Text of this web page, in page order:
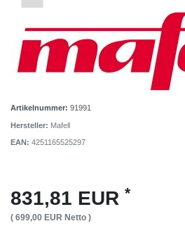
Artikelnummer: 91991
Hersteller: Mafell
EAN: 4251165525297
831,81 EUR *
( 699,00 EUR Netto )